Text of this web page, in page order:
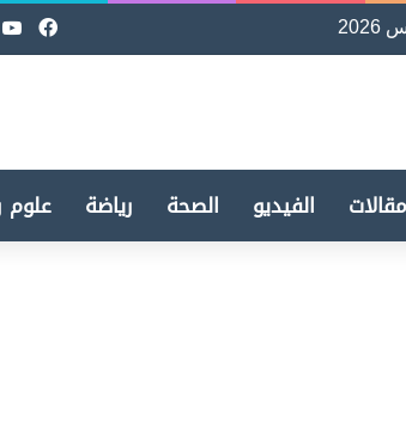
مقالات الفيديو الصحة رياضة علوم